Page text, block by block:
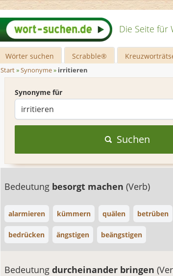
Die Seite für
Wörter suchen Scrabble®
Start»Synonyme» irritieren
Synonyme für
Suchen
Bedeutung besorgt machen (Verb)
alarmieren kümmern quälen betrüben
bedrücken ängstigen beängstigen
Bedeutung durcheinander bringen